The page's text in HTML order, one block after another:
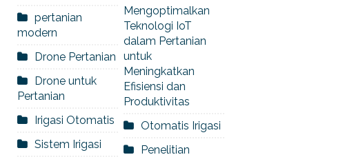
pertanian
modern
Drone Pertanian
Drone untuk
Pertanian
Irigasi Otomatis
Sistem Irigasi
Mengoptimalkan
Teknologi IoT
dalam Pertanian
untuk
Meningkatkan
Efisiensi dan
Produktivitas
Otomatis Irigasi
Penelitian